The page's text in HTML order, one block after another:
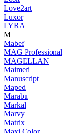
Love2art
Luxor
LYRA
M
Mabef
MAG Professional
MAGELLAN
Maimeri
Manuscript
Maped
Marabu
Markal
Marvy
Matrix
Maxi Color